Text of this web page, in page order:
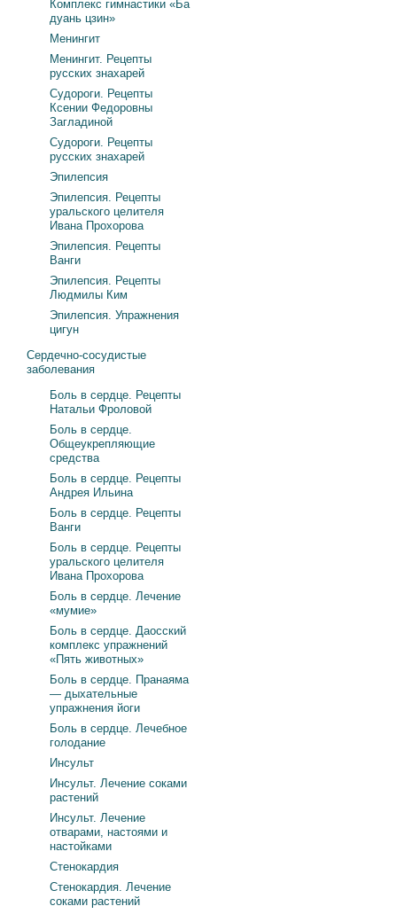
Комплекс гимнастики «Ба
дуань цзин»
Менингит
Менингит. Рецепты
русских знахарей
Судороги. Рецепты
Ксении Федоровны
Загладиной
Судороги. Рецепты
русских знахарей
Эпилепсия
Эпилепсия. Рецепты
уральского целителя
Ивана Прохорова
Эпилепсия. Рецепты
Ванги
Эпилепсия. Рецепты
Людмилы Ким
Эпилепсия. Упражнения
цигун
Сердечно-сосудистые
заболевания
Боль в сердце. Рецепты
Натальи Фроловой
Боль в сердце.
Общеукрепляющие
средства
Боль в сердце. Рецепты
Андрея Ильина
Боль в сердце. Рецепты
Ванги
Боль в сердце. Рецепты
уральского целителя
Ивана Прохорова
Боль в сердце. Лечение
«мумие»
Боль в сердце. Даосский
комплекс упражнений
«Пять животных»
Боль в сердце. Пранаяма
— дыхательные
упражнения йоги
Боль в сердце. Лечебное
голодание
Инсульт
Инсульт. Лечение соками
растений
Инсульт. Лечение
отварами, настоями и
настойками
Стенокардия
Стенокардия. Лечение
соками растений